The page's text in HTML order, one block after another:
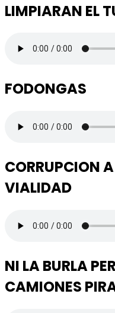
LIMPIARAN EL
FODONGAS
CORRUPCION
VIALIDAD
NI LA BURLA
CAMIONES